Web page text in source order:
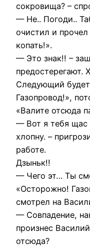
сокровища? –
— Не.. Погоди..
очистил и
копать!».
— Это знак!! –
предостерегают.
Следующий
Газопровод!»,
«Валите отсюда
— Вот я тебя щас
хлопну. –
работе.
Дзыньк!!
— Чего эт… Ты
«Осторожно!
смотрел на
— Совпадение,
произнес
отсюда?